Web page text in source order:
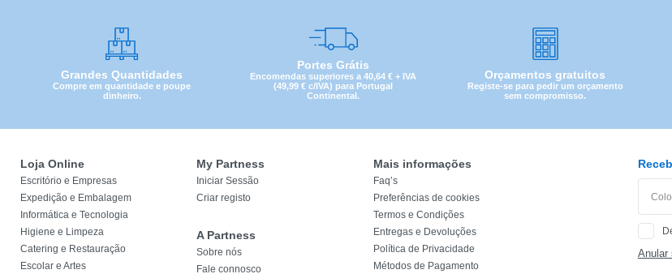
Grandes Quantidades
Compre em quantidade e poupe
dinheiro.
Portes Grátis
Encomendas superiores a 40,64 € + IVA
(49,99 € c/IVA) para Portugal
Continental.
Orçamentos gratuitos
Registe-se para pedir um orçamento
sem compromisso.
Loja Online
Escritório e Empresas
Expedição e Embalagem
Informática e Tecnologia
Higiene e Limpeza
Catering e Restauração
Escolar e Artes
My Partness
Iniciar Sessão
Criar registo
A Partness
Sobre nós
Fale connosco
Mais informações
Faq’s
Preferências de cookies
Termos e Condições
Entregas e Devoluções
Política de Privacidade
Métodos de Pagamento
Anular
REF
EAN
NOME